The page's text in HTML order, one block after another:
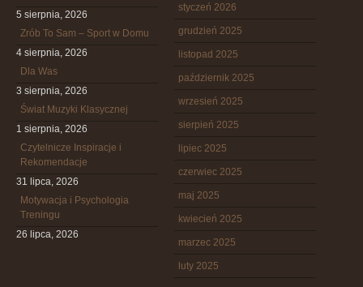
5 sierpnia, 2026
Zrób To Sam – Sport w Domu
4 sierpnia, 2026
Dla Was
3 sierpnia, 2026
Świat Muzyki Klasycznej
1 sierpnia, 2026
Czytelnicze Inspiracje i
Rekomendacje
31 lipca, 2026
Motywacja i Psychologia
Treningu
26 lipca, 2026
styczeń 2026
grudzień 2025
listopad 2025
październik 2025
wrzesień 2025
sierpień 2025
lipiec 2025
czerwiec 2025
maj 2025
kwiecień 2025
marzec 2025
luty 2025